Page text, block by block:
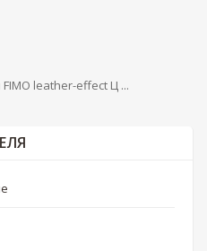
leather-effect Ц ...